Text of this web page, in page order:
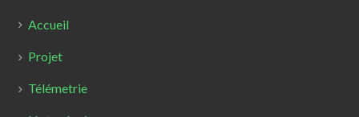
Accueil
Projet
Télémetrie